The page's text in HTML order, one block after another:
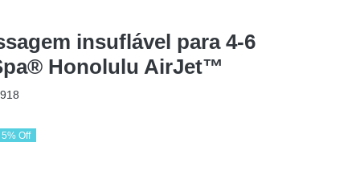
insuflável para 4-6
Honolulu AirJet™
5% Off